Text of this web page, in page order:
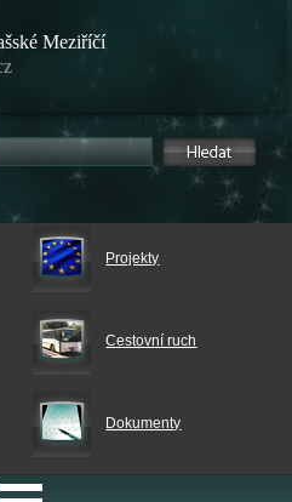
Meziříčí
Projekty
Cestovní ruch
Dokumenty